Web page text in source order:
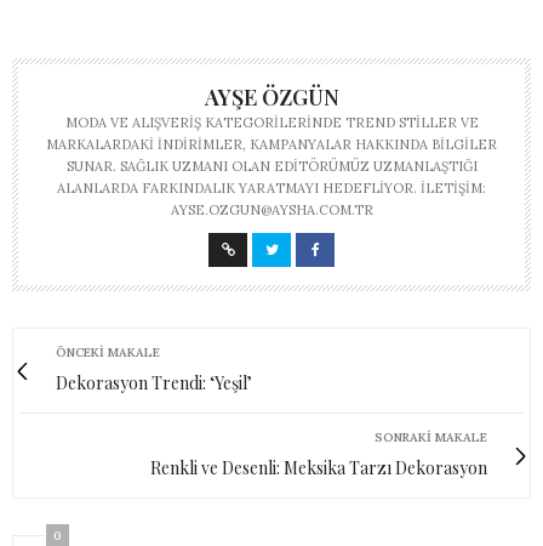
AYŞE ÖZGÜN
MODA VE ALIŞVERIŞ KATEGORILERINDE TREND STILLER VE
MARKALARDAKI INDIRIMLER, KAMPANYALAR HAKKINDA BILGILER
SUNAR. SAĞLIK UZMANI OLAN EDITÖRÜMÜZ UZMANLAŞTIĞI
ALANLARDA FARKINDALIK YARATMAYI HEDEFLIYOR. İLETIŞIM:
AYSE.OZGUN@AYSHA.COM.TR
ÖNCEKI MAKALE
Dekorasyon Trendi: ‘Yeşil’
SONRAKI MAKALE
Renkli ve Desenli: Meksika Tarzı Dekorasyon
0